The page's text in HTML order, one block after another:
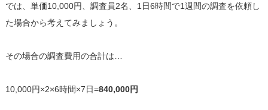
では、単価10,000円、調査員2名、1日6時間で1週間の調査を依頼し
た場合から考えてみましょう。
その場合の調査費用の合計は…
10,000円×2×6時間×7日=840,000円